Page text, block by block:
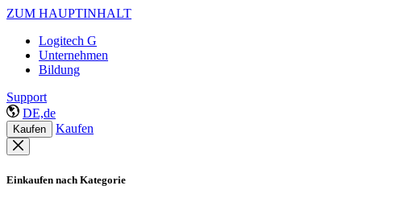
ZUM HAUPTINHALT
Logitech G
Unternehmen
Bildung
Support
DE,de
Kaufen Kaufen
Einkaufen nach Kategorie